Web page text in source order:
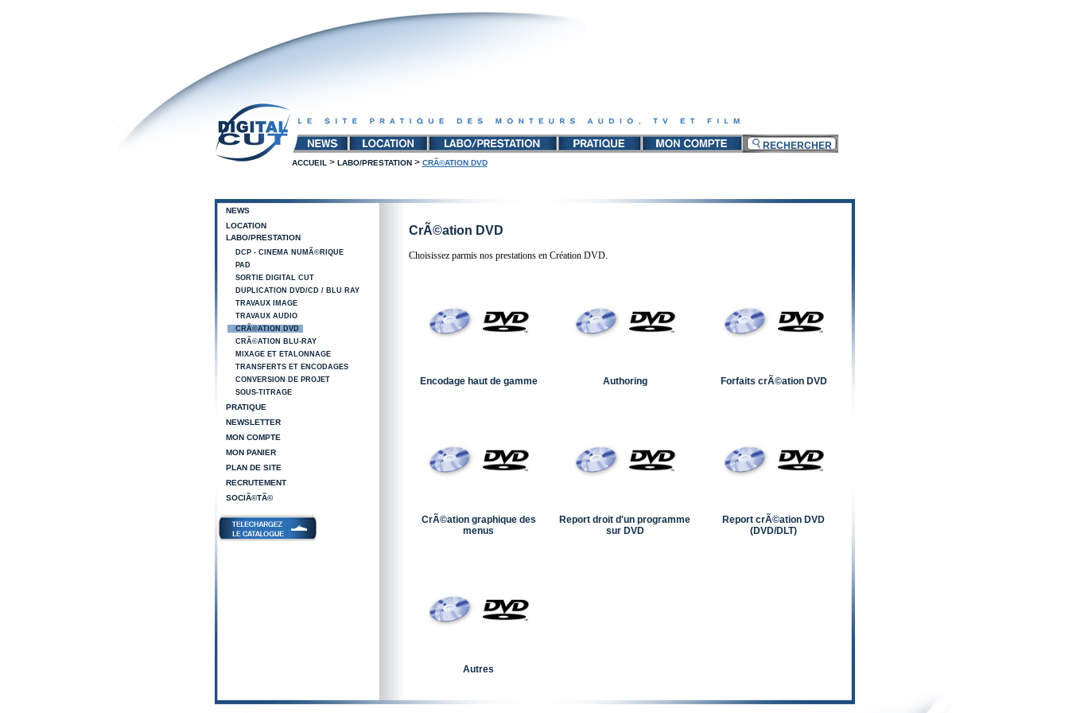
ACCUEIL> LABO/PRESTATION> CRÃ©ATION DVD
NEWS
LOCATION
LABO/PRESTATION
DCP - CINEMA NUMÃ©RIQUE
PAD
SORTIE DIGITAL CUT
DUPLICATION DVD/CD / BLU RAY
TRAVAUX IMAGE
TRAVAUX AUDIO
CRÃ©ATION DVD
CRÃ©ATION BLU-RAY
MIXAGE ET ETALONNAGE
TRANSFERTS ET ENCODAGES
CONVERSION DE PROJET
SOUS-TITRAGE
PRATIQUE
NEWSLETTER
MON COMPTE
MON PANIER
PLAN DE SITE
RECRUTEMENT
SOCIÃ©TÃ©
CrÃ©ation DVD
Choisissez parmis nos prestations en Création DVD.
Encodage haut de gamme Authoring Forfaits crÃ©ation DVD
CrÃ©ation graphique des
menus
Report droit d'un programme
sur DVD
Report crÃ©ation DVD
(DVD/DLT)
Autres